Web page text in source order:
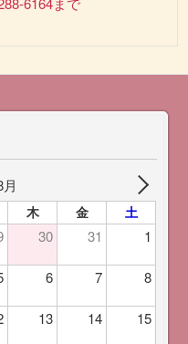
木 金 土
30 31 1
6 7 8
13 14 15